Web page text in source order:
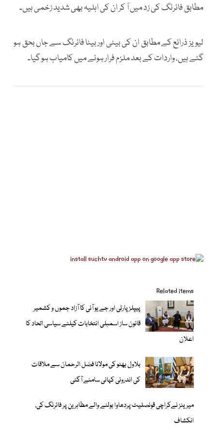
مطابق فائرنگ کی زد میں آ کر ان کی اہلیہ بھی شدید زخمی ہیں۔
لیویز ذرائع کے مطابق ان کی بیٹی اور بیٹا فائرنگ سے جاں بحق ہو
گئے ہیں، واردات کے بعد ملزم فرار ہونے میں کامیاب ہو گیا۔
Related items
پیپلزپارٹی اور جے یو آئی کا آزاد جموں و کشمیر
قانون ساز اسمبلی انتخابات کیلئے سیاسی اتحاد کا
اعلان
بلاول بھٹو کی مولانا فضل الرحمان سے ملاقات
کی اندرونی کہانی سامنے آگئی
میرینز نےکراچی قونصلیٹ پردھاوا بولنے والے مظاہرین پر فائرنگ کی،
انکشاف